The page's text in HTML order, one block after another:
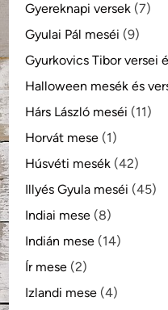
Gyereknapi versek (7)
Gyulai Pál meséi (9)
Gyurkovics Tibor versei
Halloween mesék és
Hárs László meséi (11)
Horvát mese (1)
Húsvéti mesék (42)
Illyés Gyula meséi (45)
Indiai mese (8)
Indián mese (14)
Ír mese (2)
Izlandi mese (4)